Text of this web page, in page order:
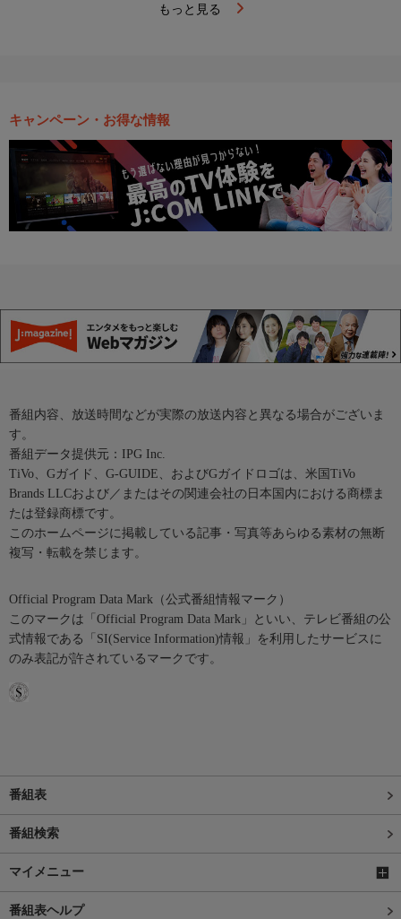
もっと見る
キャンペーン・お得な情報
番組内容、放送時間などが実際の放送内容と異なる場合がございま
す。
番組データ提供元：IPG Inc.
TiVo、Gガイド、G-GUIDE、およびGガイドロゴは、米国TiVo
Brands LLCおよび／またはその関連会社の日本国内における商標ま
たは登録商標です。
このホームページに掲載している記事・写真等あらゆる素材の無断
複写・転載を禁じます。
Official Program Data Mark（公式番組情報マーク）
このマークは「Official Program Data Mark」といい、テレビ番組の公
式情報である「SI(Service Information)情報」を利用したサービスに
のみ表記が許されているマークです。
番組表
番組検索
マイメニュー
番組表ヘルプ